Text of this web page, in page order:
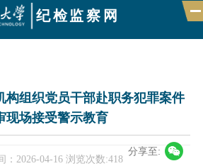
纪检监察网
分享至:
构组织党员干部赴职务犯罪案件
现场接受警示教育
：2026-04-16 浏览次数:418